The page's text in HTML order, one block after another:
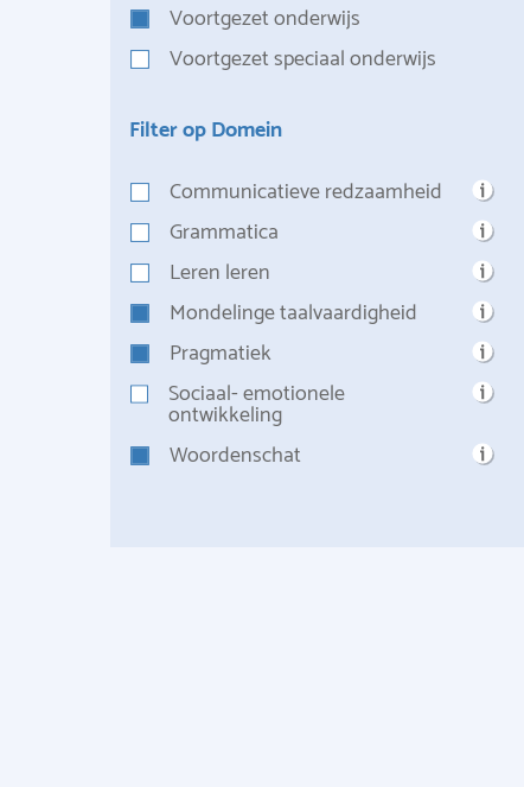
Voortgezet onderwijs
Voortgezet speciaal onderwijs
Filter op Domein
Communicatieve redzaamheid
Grammatica
Leren leren
Mondelinge taalvaardigheid
Pragmatiek
Sociaal- emotionele
ontwikkeling
Woordenschat